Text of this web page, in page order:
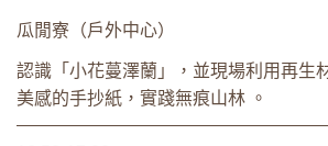
瓜閒寮（戶外中心）
認識「小花蔓澤蘭」，並現場利用再生
美感的手抄紙，實踐無痕山林 。